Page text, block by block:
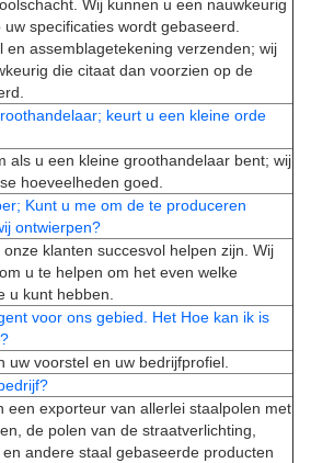
Wij kunnen u een nauwkeurig
specificaties wordt gebaseerd.
en assemblagetekening verzenden; wij
die citaat dan voorzien op de
keurt u een kleine orde
als u een kleine groothandelaar bent; wij
hoeveelheden goed.
Kunt u me om de te produceren
ontwierpen?
klanten succesvol helpen zijn. Wij
u te helpen om het even welke
u kunt hebben.
voor ons gebied. Het Hoe kan ik is
uw voorstel en uw bedrijfprofiel.
een exporteur van allerlei staalpolen met
de polen van de straatverlichting,
andere staal gebaseerde producten